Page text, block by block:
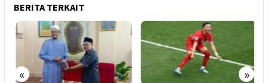
BERITA TERKAIT
« »